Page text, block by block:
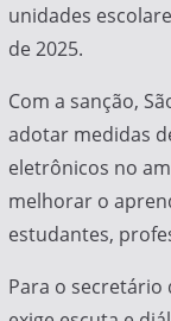
unidades
de 2025.
Com a sanção,
adotar medidas
eletrônicos no
melhorar o
estudantes,
Para o secretário